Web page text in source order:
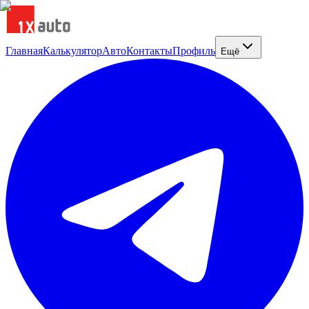
ГлавнаяКалькуляторАвтоКонтактыПрофиль Ещё